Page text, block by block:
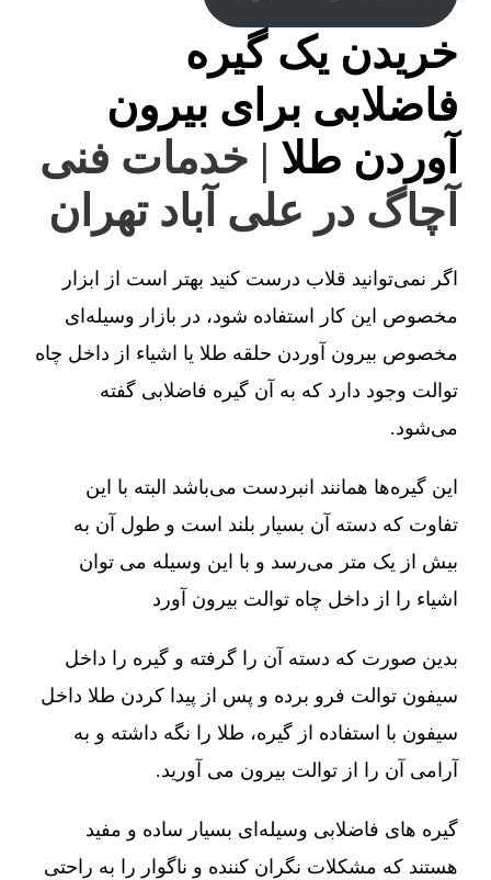
خریدن یک گیره
فاضلابی برای بیرون
آوردن طلا | خدمات فنی
آچاگ در علی آباد تهران
اگر نمی‌توانید قلاب درست کنید بهتر است از ابزار
مخصوص این کار استفاده شود، در بازار وسیله‌ای
مخصوص بیرون آوردن حلقه طلا یا اشیاء از داخل چاه
توالت وجود دارد که به آن گیره فاضلابی گفته
می‌شود.
این گیره‌ها همانند انبردست می‌باشد البته با این
تفاوت که دسته آن بسیار بلند است و طول آن به
بیش از یک متر می‌رسد و با این وسیله می توان
اشیاء را از داخل چاه توالت بیرون آورد
بدین صورت که دسته آن را گرفته و گیره را داخل
سیفون توالت فرو برده و پس از پیدا کردن طلا داخل
سیفون با استفاده از گیره، طلا را نگه داشته و به
آرامی آن را از توالت بیرون می آورید.
گیره های فاضلابی وسیله‌ای بسیار ساده و مفید
هستند که مشکلات نگران کننده و ناگوار را به راحتی